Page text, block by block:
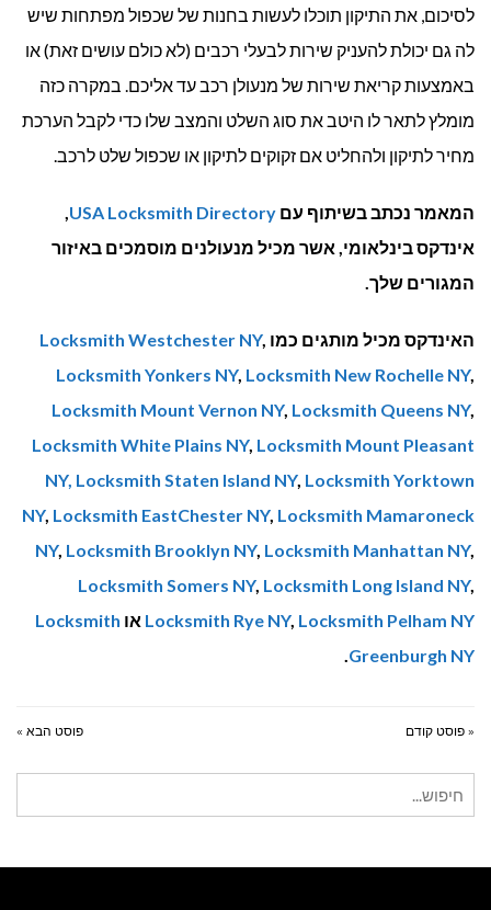
לסיכום, את התיקון תוכלו לעשות בחנות של שכפול מפתחות שיש
לה גם יכולת להעניק שירות לבעלי רכבים (לא כולם עושים זאת) או
באמצעות קריאת שירות של מנעולן רכב עד אליכם. במקרה כזה
מומלץ לתאר לו היטב את סוג השלט והמצב שלו כדי לקבל הערכת
מחיר לתיקון ולהחליט אם זקוקים לתיקון או שכפול שלט לרכב.
המאמר נכתב בשיתוף עם USA Locksmith Directory
,
אינדקס בינלאומי, אשר מכיל מנעולנים מוסמכים באיזור
המגורים שלך.
האינדקס מכיל מותגים כמו Locksmith Westchester NY,
Locksmith Yonkers NY, Locksmith New Rochelle NY,
Locksmith Mount Vernon NY, Locksmith Queens NY,
Locksmith White Plains NY, Locksmith Mount Pleasant
NY, Locksmith Staten Island NY, Locksmith Yorktown
NY, Locksmith EastChester NY, Locksmith Mamaroneck
NY, Locksmith Brooklyn NY, Locksmith Manhattan NY,
Locksmith Somers NY, Locksmith Long Island NY,
Locksmith Rye NY, Locksmith Pelham NY או Locksmith
Greenburgh NY
.
« פוסט קודם פוסט הבא »
עבור: